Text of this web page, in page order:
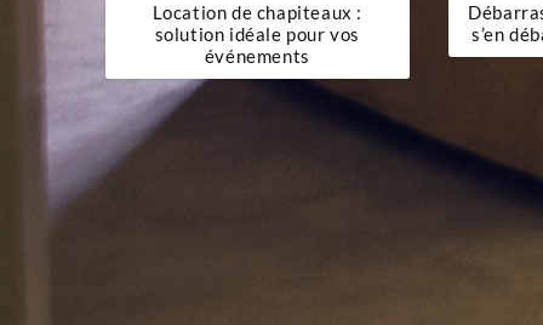
Location de chapiteaux :
solution idéale pour vos
événements
s’en